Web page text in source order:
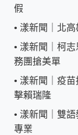
假
• 漾新聞｜北
• 漾新聞｜柯
務團搶美單
• 漾新聞｜疫
擊賴瑞隆
• 漾新聞｜雙
專業